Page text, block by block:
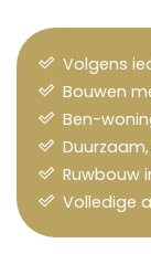
Volgens
Bouwen
Ben-
Ruwbouw
Volledige